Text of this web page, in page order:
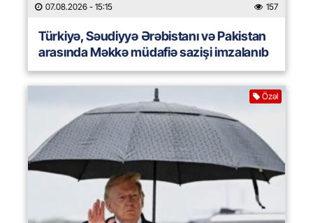
07.08.2026 - 15:15 157
Türkiyə, Səudiyyə Ərəbistanı və Pakistan
arasında Məkkə müdafiə sazişi imzalanıb
Özəl